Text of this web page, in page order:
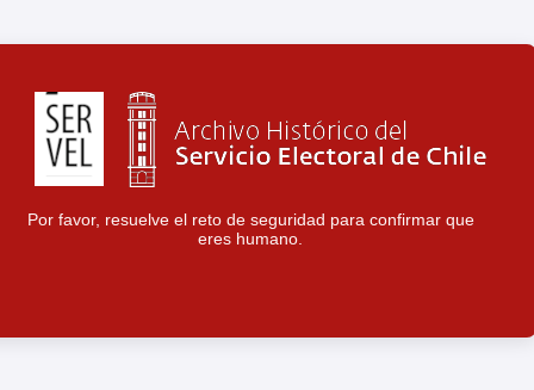
Por favor, resuelve el reto de seguridad para confirmar que
eres humano.